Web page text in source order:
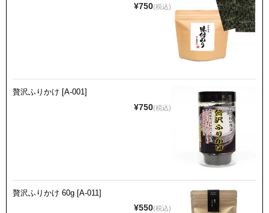
¥750(税込)
贅沢ふりかけ [A-001]
¥750(税込)
贅沢ふりかけ 60g [A-011]
¥550(税込)